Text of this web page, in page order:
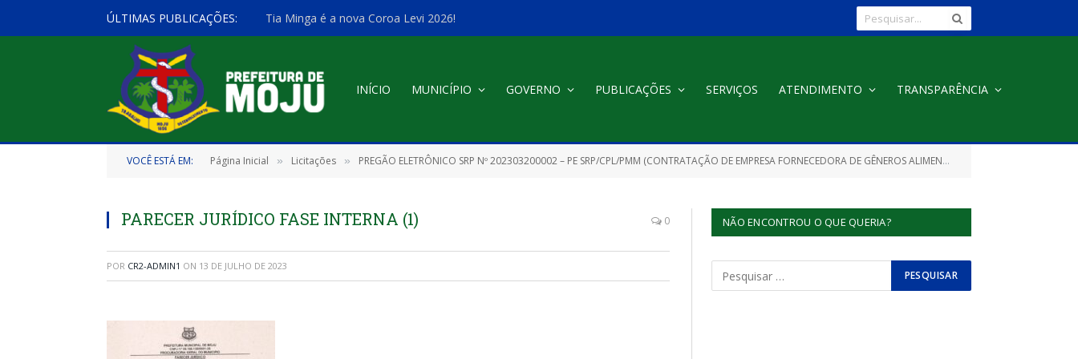
ÚLTIMAS PUBLICAÇÕES: Tia Minga é a nova Coroa Levi 2026!
INÍCIO MUNICÍPIO GOVERNO PUBLICAÇÕES SERVIÇOS ATENDIMENTO TRANSPARÊNCIA
VOCÊ ESTÁ EM: Página Inicial » Licitações » PREGÃO ELETRÔNICO SRP Nº 202303200002 – PE SRP/CPL/PMM (CONTRATAÇÃO DE EMPRESA FORNECEDORA DE GÊNEROS ALIMENTÍCIOS, MATERIAL DE CONSUMO E LIMPEZA DIVERSOS)
PARECER JURÍDICO FASE INTERNA (1) 0
POR CR2-ADMIN1 ON 13 DE JULHO DE 2023
NÃO ENCONTROU O QUE QUERIA?